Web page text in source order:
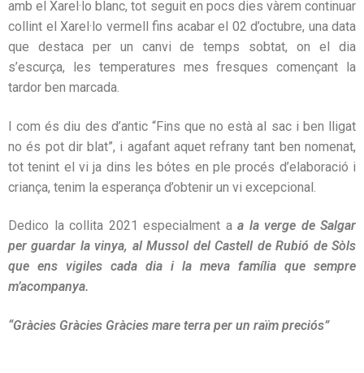
amb el Xarel·lo blanc, tot seguit en pocs dies vàrem continuar
collint el Xarel·lo vermell fins acabar el 02 d’octubre, una data
que destaca per un canvi de temps sobtat, on el dia
s’escurça, les temperatures mes fresques començant la
tardor ben marcada.
I com és diu des d’antic “Fins que no està al sac i ben lligat
no és pot dir blat”, i agafant aquet refrany tant ben nomenat,
tot tenint el vi ja dins les bótes en ple procés d’elaboració i
criança, tenim la esperança d’obtenir un vi excepcional.
Dedico la collita 2021 especialment a a la verge de Salgar
per guardar la vinya, al Mussol del Castell de Rubió de Sòls
que ens vigiles cada dia i la meva família que sempre
m’acompanya.
“Gràcies Gràcies Gràcies mare terra per un raïm preciós”